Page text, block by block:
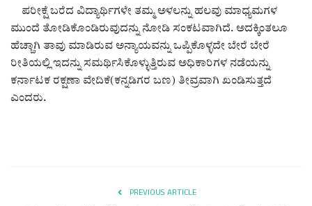
ಪರೀಕ್ಷೆ ಬರೆದ ವಿದ್ಯಾರ್ಥಿಗಳೇ ತಮ್ಮ ಅಳಲನ್ನು ಹಲವು ಮಾಧ್ಯಮಗಳ
ಮುಂದೆ ತೋಡಿಕೊಂಡಿರುವುದನ್ನು ನೋಡಿ ಸಂಕಟವಾಗಿದೆ. ಅದಕ್ಕಿಂತಲೂ
ಹೆಚ್ಚಾಗಿ ತಾವು ಮಾಡಿರುವ ಅನ್ಯಾಯವನ್ನು ಒಪ್ಪಿಕೊಳ್ಳದೇ ಬೇರೆ ಬೇರೆ
ರೀತಿಯಲ್ಲಿ ಇದನ್ನು ಸಮರ್ಥಿಸಿಕೊಳ್ಳುತ್ತಿರುವ ಅಧಿಕಾರಿಗಳ ನಡೆಯನ್ನು
ಕರ್ನಾಟಕ ರಕ್ಷಣಾ ವೇದಿಕೆ(ಕನ್ನಡಿಗರ ಬಣ) ತೀವ್ರವಾಗಿ ಖಂಡಿಸುತ್ತದೆ
ಎಂದರು.
PREVIOUS ARTICLE